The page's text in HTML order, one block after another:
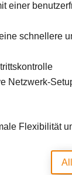
einer
schnellere
Netzwerk-
Flexibilität